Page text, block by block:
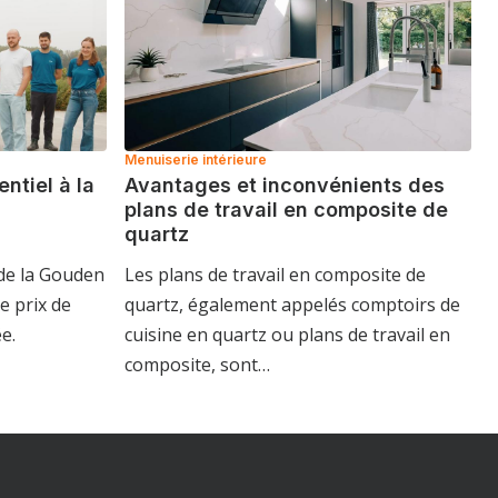
à la
la Gouden
prix de
Menuiserie intérieure
Avantages et inconvénients des
plans de travail en composite de
quartz
Les plans de travail en composite de
quartz, également appelés comptoirs de
cuisine en quartz ou plans de travail en
composite, sont…